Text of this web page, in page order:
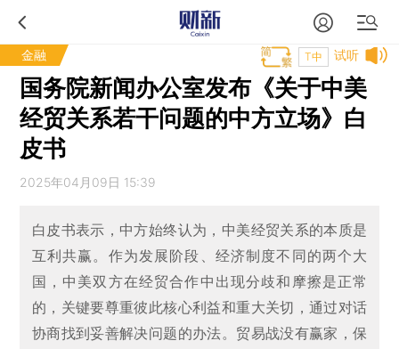
金融 试听
T中
国务院新闻办公室发布《关于中美
经贸关系若干问题的中方立场》白
皮书
2025年04月09日 15:39
白皮书表示，中方始终认为，中美经贸关系的本质是
互利共赢。作为发展阶段、经济制度不同的两个大
国，中美双方在经贸合作中出现分歧和摩擦是正常
的，关键要尊重彼此核心利益和重大关切，通过对话
协商找到妥善解决问题的办法。贸易战没有赢家，保